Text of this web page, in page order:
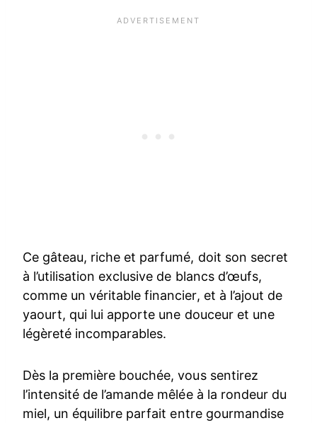
Ce gâteau, riche et parfumé, doit son secret
à l’utilisation exclusive de blancs d’œufs,
comme un véritable financier, et à l’ajout de
yaourt, qui lui apporte une douceur et une
légèreté incomparables.
Dès la première bouchée, vous sentirez
l’intensité de l’amande mêlée à la rondeur du
miel, un équilibre parfait entre gourmandise